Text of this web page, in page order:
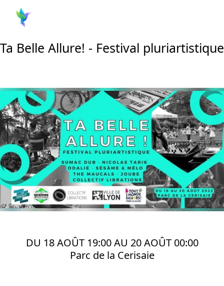
Ta Belle Allure! - Festival pluriartistique
DU 18 AOÛT 19:00 AU 20 AOÛT 00:00
Parc de la Cerisaie